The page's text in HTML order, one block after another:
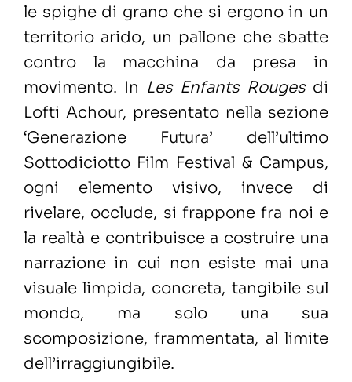
le spighe di grano che si ergono in un
territorio arido, un pallone che sbatte
contro la macchina da presa in
movimento. In Les Enfants Rougesdi
Lofti Achour, presentato nella sezione
‘Generazione Futura’ dell’ultimo
Sottodiciotto Film Festival & Campus,
ogni elemento visivo, invece di
rivelare, occlude, si frappone fra noi e
la realtà e contribuisce a costruire una
narrazione in cui non esiste mai una
visuale limpida, concreta, tangibile sul
mondo, ma solo una sua
scomposizione, frammentata, al limite
dell’irraggiungibile.